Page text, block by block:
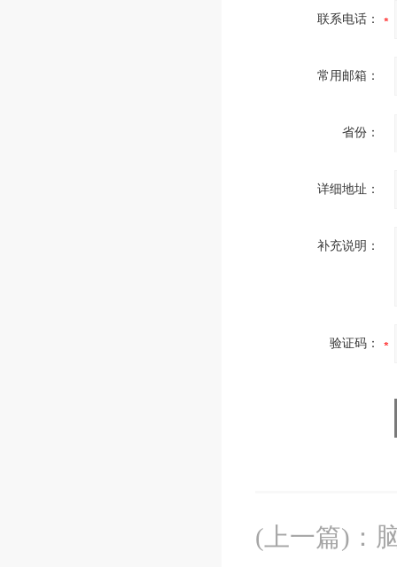
联系电话：
常用邮箱：
省份：
详细地址：
补充说明：
验证码：
(上一篇) ：